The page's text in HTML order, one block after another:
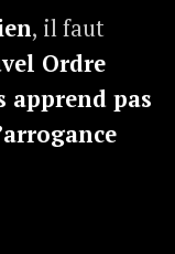
, il faut
Ordre
apprend pas